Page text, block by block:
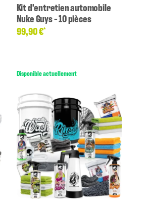
Kit d'entretien automobile
Nuke Guys - 10 pièces
99,90 €*
Disponible actuellement